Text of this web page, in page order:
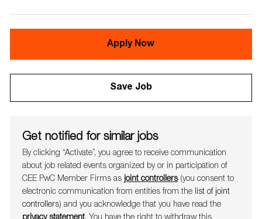
Apply Now
Save Job
Get notified for similar jobs
By clicking “Activate”, you agree to receive communication
about job related events organ​​​​​​​ized by or in participation of
CEE PwC Member Firms as joint controllers(you consent to
electronic communication from entities from the list of joint
controllers) and you acknowledge that you have read the